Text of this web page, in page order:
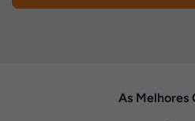
As Melhores